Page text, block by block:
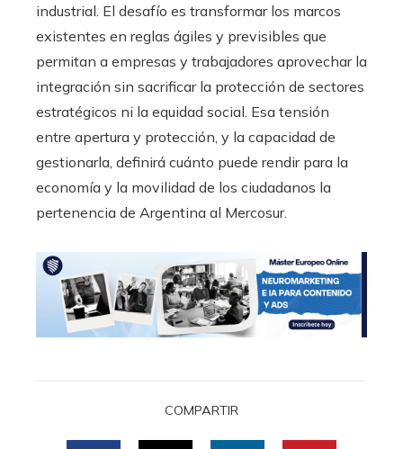
industrial. El desafío es transformar los marcos
existentes en reglas ágiles y previsibles que
permitan a empresas y trabajadores aprovechar la
integración sin sacrificar la protección de sectores
estratégicos ni la equidad social. Esa tensión
entre apertura y protección, y la capacidad de
gestionarla, definirá cuánto puede rendir para la
economía y la movilidad de los ciudadanos la
pertenencia de Argentina al Mercosur.
COMPARTIR